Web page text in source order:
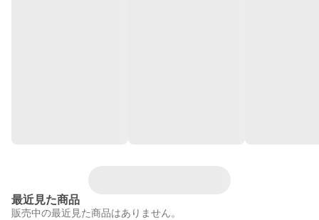
最近見た商品
販売中の最近見た商品はありません。